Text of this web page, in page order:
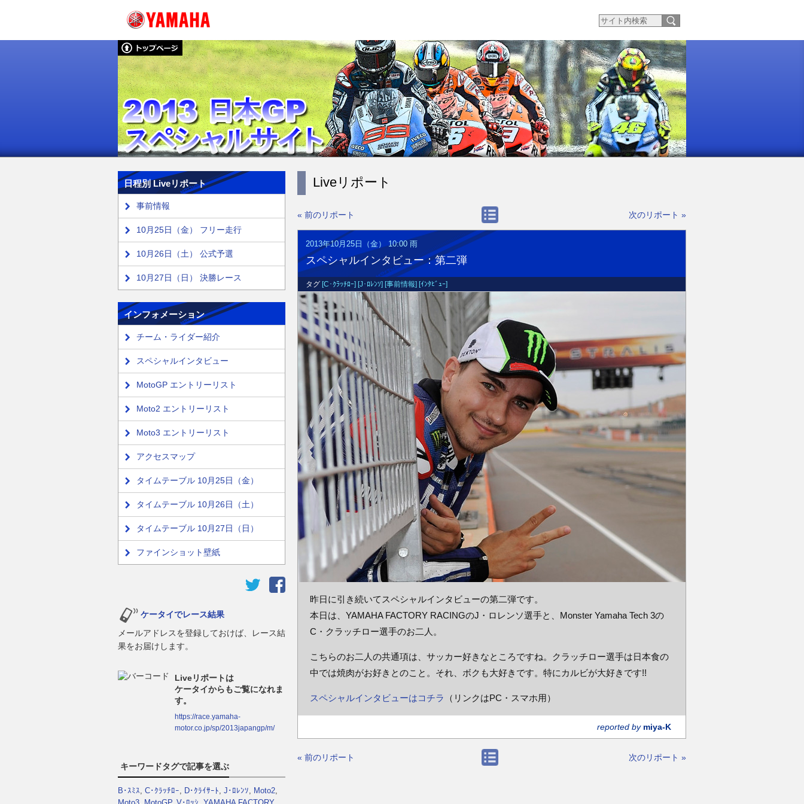
Liveリポート
« 前のリポート 次のリポート »
2013年10月25日（金） 10:00雨
スペシャルインタビュー：第二弾
タグ [C･ｸﾗｯﾁﾛｰ] [J･ﾛﾚﾝｿ] [事前情報] [ｲﾝﾀﾋﾞｭｰ]
昨日に引き続いてスペシャルインタビューの第二弾です。
本日は、YAMAHA FACTORY RACINGのJ・ロレンソ選手と、Monster Yamaha Tech 3の
C・クラッチロー選手のお二人。
こちらのお二人の共通項は、サッカー好きなところですね。クラッチロー選手は日本食の
中では焼肉がお好きとのこと。それ、ボクも大好きです。特にカルビが大好きです!!
スペシャルインタビューはコチラ （リンクはPC・スマホ用）
reported by miya-K
« 前のリポート 次のリポート »
日程別 Liveリポート
事前情報
10月25日（金） フリー走行
10月26日（土） 公式予選
10月27日（日） 決勝レース
インフォメーション
チーム・ライダー紹介
スペシャルインタビュー
MotoGP エントリーリスト
Moto2 エントリーリスト
Moto3 エントリーリスト
アクセスマップ
タイムテーブル 10月25日（金）
タイムテーブル 10月26日（土）
タイムテーブル 10月27日（日）
ファインショット壁紙
ケータイでレース結果
メールアドレスを登録しておけば、レース結
果をお届けします。
Liveリポートは
ケータイからもご覧になれま
す。
https://race.yamaha-
motor.co.jp/sp/2013japangp/m/
キーワードタグで記事を選ぶ
B･ｽﾐｽ, C･ｸﾗｯﾁﾛｰ, D･ｸﾗｲｻｰﾄ, J･ﾛﾚﾝｿ, Moto2,